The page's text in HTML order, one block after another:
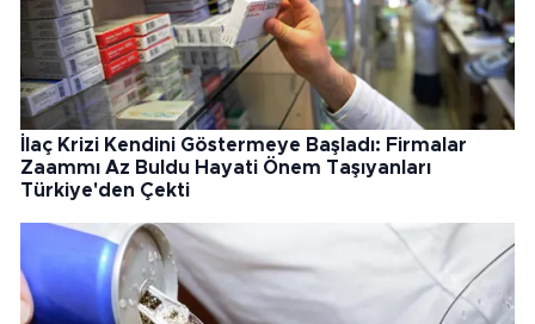
İlaç Krizi Kendini Göstermeye Başladı: Firmalar
Zaammı Az Buldu Hayati Önem Taşıyanları
Türkiye'den Çekti